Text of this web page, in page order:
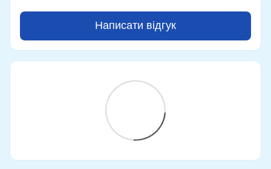
Написати відгук